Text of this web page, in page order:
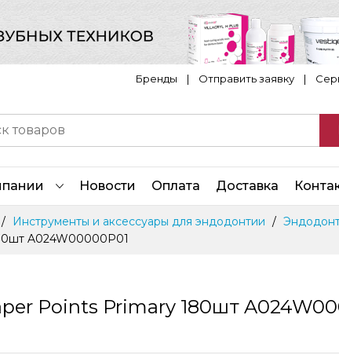
Бренды | Отправить заявку|
Новости Оплата Доставка
Инструменты и аксессуары для эндодонтии
A024W00000P01
Points Primary 180шт